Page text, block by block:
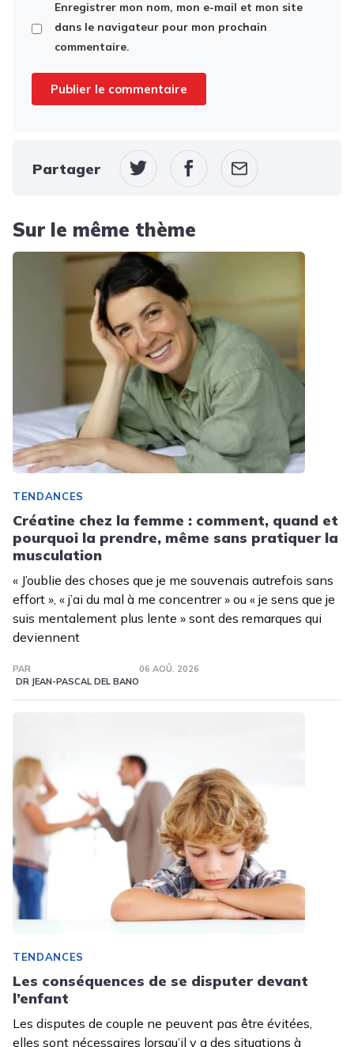
Enregistrer mon nom, mon e-mail et mon site
dans le navigateur pour mon prochain
commentaire.
Partager
Sur le même thème
TENDANCES
Créatine chez la femme : comment, quand et
pourquoi la prendre, même sans pratiquer la
musculation
« J’oublie des choses que je me souvenais autrefois sans
effort », « j’ai du mal à me concentrer » ou « je sens que je
suis mentalement plus lente » sont des remarques qui
deviennent
PAR
DR JEAN-PASCAL DEL BANO
06 AOÛ. 2026
TENDANCES
Les conséquences de se disputer devant
l’enfant
Les disputes de couple ne peuvent pas être évitées,
elles sont nécessaires lorsqu’il y a des situations à